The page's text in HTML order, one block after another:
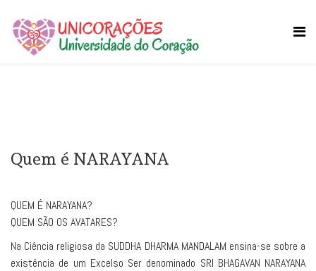
Quem é NARAYANA
QUEM É NARAYANA?
QUEM SÃO OS AVATARES?
Na Ciência religiosa da SUDDHA DHARMA MANDALAM ensina-se sobre a
existência de um Excelso Ser denominado SRI BHAGAVAN NARAYANA